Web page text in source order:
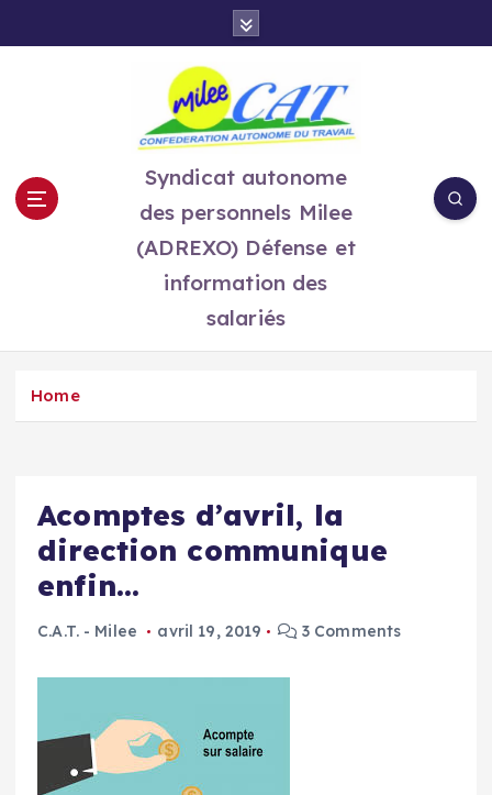
Syndicat autonome
des personnels Milee
(ADREXO) Défense et
information des
salariés
Home
Acomptes d’avril, la
direction communique
enfin…
C.A.T. - Milee avril 19, 2019 3 Comments